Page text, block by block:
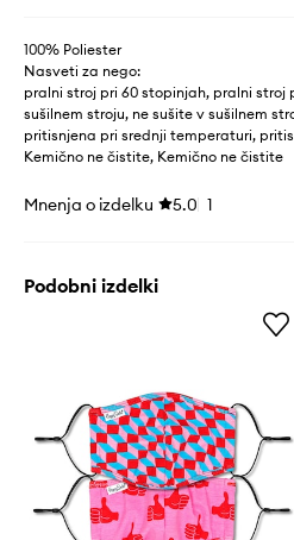
100% Poliester
Nasveti za nego:
pralni stroj pri 60 stopinjah, pralni stroj
sušilnem stroju, ne sušite v sušilnem
pritisnjena pri srednji temperaturi,
Kemično ne čistite, Kemično ne čistite
Mnenja o izdelku 5.0 1
Podobni izdelki